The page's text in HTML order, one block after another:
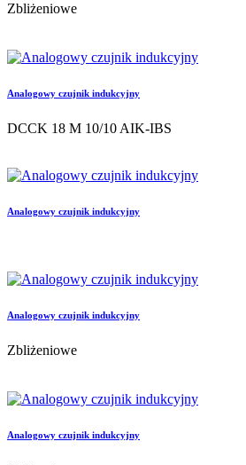
Zbliżeniowe
Analogowy czujnik indukcyjny
DCCK 18 M 10/10 AIK-IBS
Analogowy czujnik indukcyjny
Analogowy czujnik indukcyjny
Zbliżeniowe
Analogowy czujnik indukcyjny